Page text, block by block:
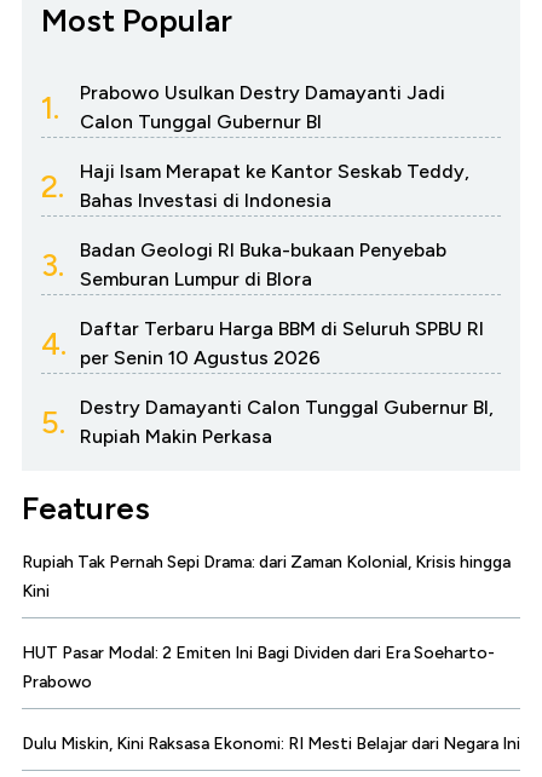
Most Popular
1.
Prabowo Usulkan Destry Damayanti Jadi
Calon Tunggal Gubernur BI
2.
Haji Isam Merapat ke Kantor Seskab Teddy,
Bahas Investasi di Indonesia
3.
Badan Geologi RI Buka-bukaan Penyebab
Semburan Lumpur di Blora
4.
Daftar Terbaru Harga BBM di Seluruh SPBU RI
per Senin 10 Agustus 2026
5.
Destry Damayanti Calon Tunggal Gubernur BI,
Rupiah Makin Perkasa
Features
Rupiah Tak Pernah Sepi Drama: dari Zaman Kolonial, Krisis hingga
Kini
HUT Pasar Modal: 2 Emiten Ini Bagi Dividen dari Era Soeharto-
Prabowo
Dulu Miskin, Kini Raksasa Ekonomi: RI Mesti Belajar dari Negara Ini